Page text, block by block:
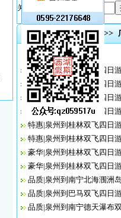
关键字：
首页>>旅游线路 >>
线路名称
豪华|泉州到桂林双飞四日
豪华|泉州到桂林双飞四日
品质|泉州到桂林双飞四日
品质|泉州到桂林双飞四日
特惠|泉州到桂林双飞四日
特惠|泉州到桂林双飞四日
豪华|泉州到桂林双飞四日
豪华|泉州到桂林双飞四日
品质|泉州到南宁北海涠洲
品质|泉州到巴马双飞四日
品质|泉州到南宁德天瀑布